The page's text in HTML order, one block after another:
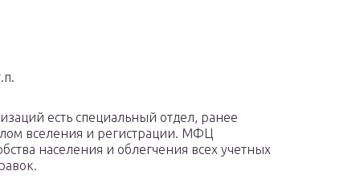
есть специальный отдел, ранее
вселения и регистрации. МФЦ
населения и облегчения всех учетных